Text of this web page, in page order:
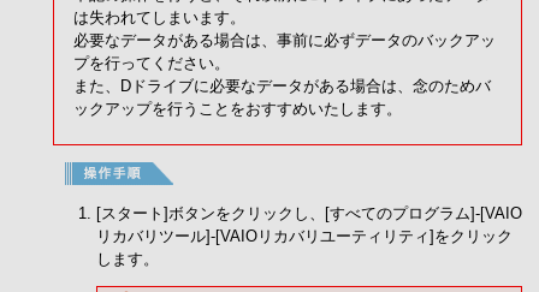
は失われてしまいます。
必要なデータがある場合は、事前に必ずデータのバックアッ
プを行ってください。
また、Dドライブに必要なデータがある場合は、念のためバ
ックアップを行うことをおすすめいたします。
[スタート]ボタンをクリックし、[すべてのプログラム]-[VAIO
リカバリツール]-[VAIOリカバリユーティリティ]をクリック
します。